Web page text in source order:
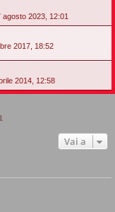
agosto 2023, 12:01
2017, 18:52
2014, 12:58
1
Vai a